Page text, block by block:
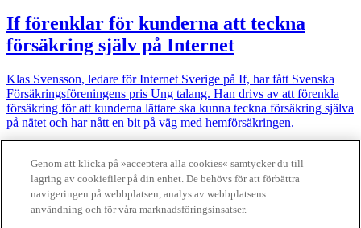
If förenklar för kunderna att teckna
försäkring själv på Internet
Klas Svensson, ledare för Internet Sverige på If, har fått Svenska
Försäkringsföreningens pris Ung talang. Han drivs av att förenkla
försäkring för att kunderna lättare ska kunna teckna försäkring själva
på nätet och har nått en bit på väg med hemförsäkringen.
Aktuell sida2
Finansliv ägs av Finansliv Sverige AB, 556784-8741.
Finansliv producerades av Tidningen Journalisten AB till 30 juni
Genom att klicka på »acceptera alla cookies« samtycker du till
lagring av cookiefiler på din enhet. De behövs för att förbättra
navigeringen på webbplatsen, analys av webbplatsens
användning och för våra marknadsföringsinsatser.